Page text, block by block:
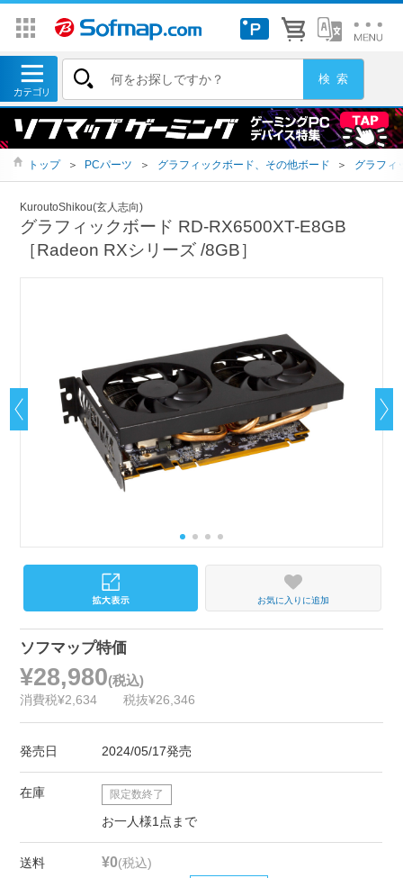
トップ ＞ PCパーツ ＞ グラフィックボード、その他ボード ＞ グラフィ
KuroutoShikou(玄人志向)
グラフィックボード RD-RX6500XT-E8GB
［Radeon RXシリーズ /8GB］
お気に入りに追加
ソフマップ特価
¥28,980(税込)
消費税¥2,634 税抜¥26,346
発売日 2024/05/17発売
在庫 限定数終了
お一人様1点まで
送料 ¥0(税込)